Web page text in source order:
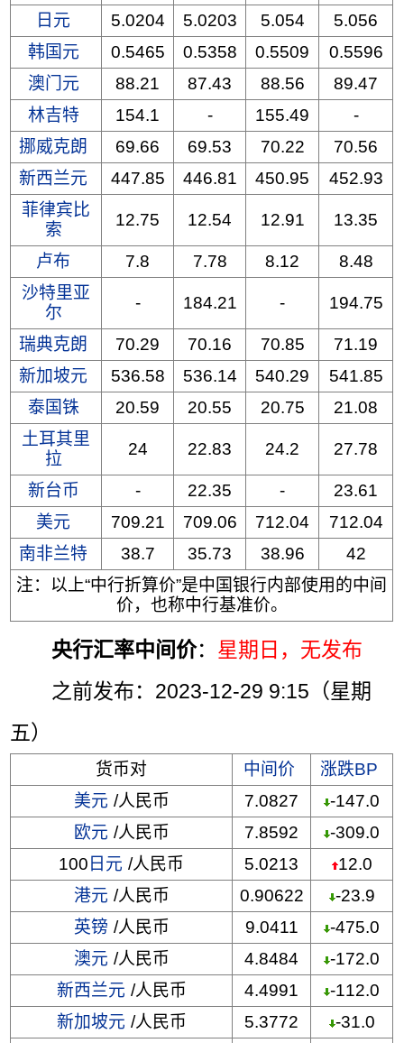
日元
5.0204 5.0203 5.054
5.056
韩国元
0.5465 0.5358 0.5509
0.5596
澳门元
88.21 87.43 88.56
89.47
林吉特
154.1 - 155.49
-
挪威克朗
69.66 69.53 70.22
70.56
新西兰元
447.85 446.81 450.95
452.93
菲律宾比
索
12.75 12.54 12.91 13.35
卢布 7.8 7.78 8.12
8.48
沙特里亚
尔
- 184.21 - 194.75
瑞典克朗 70.29 70.16 70.85
71.19
新加坡元
536.58 536.14 540.29
541.85
泰国铢
20.59 20.55 20.75
21.08
土耳其里
拉
24 22.83 24.2 27.78
新台币 - 22.35 -
23.61
美元
709.21 709.06 712.04
712.04
南非兰特
38.7 35.73 38.96
42
注：以上“中行折算价”是中国银行内部使用的中间
价，也称中行基准价。
央行汇率中间价： 星期日 ，无发布
之前发布：2023-12-29 9:15（星期
五）
货币对 中间价
涨跌BP
美元 /人民币 7.0827
-147.0
欧元 /人民币 7.8592
-309.0
100 日元 /人民币 5.0213
12.0
港元 /人民币 0.90622
-23.9
英镑 /人民币 9.0411
-475.0
澳元 /人民币 4.8484
-172.0
新西兰元 /人民币 4.4991
-112.0
新加坡元 /人民币 5.3772
-31.0